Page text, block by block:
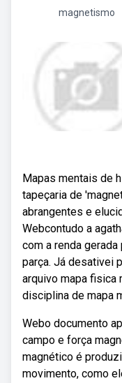
magnetismo
Mapas mentais de
tapeçaria de
abrangentes e
Webcontudo a
com a renda
parça. Já desativei
arquivo mapa fisica
disciplina de mapa
Webo documento
campo e força
magnético é
movimento, como